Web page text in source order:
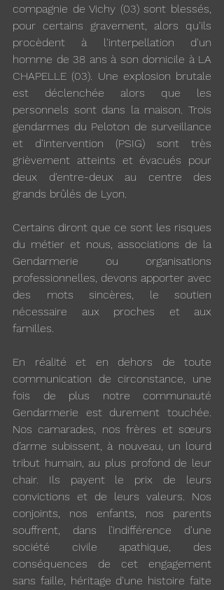
compagnie de Vichy (03) sont blessés,
pour certains gravement, alors qu'ils
procèdent à l'interpellation d'un
homme de 38 ans à son domicile à LA
CHAPELLE (03). Une explosion brutale
est déclenchée alors que les
personnels sont dans la maison. Trois
gendarmes du Peloton de surveillance
et d'intervention (PSIG) sont très
grièvement atteints et évacués pour
deux d'entre-deux au centre des
grands brûlés de Lyon.
Certains diront que ce sont les risques
du métier et nous, associations de la
Gendarmerie ou organisations
professionnelles, devons apporter avec
des mots sincères, le soutien
nécessaire aux proches et aux
familles.
En réalité et en dehors de toute
communication de circonstance, une
fois de plus notre communauté
Gendarmerie est durement touchée.
Nos camarades, nos frères et sœurs
d’arme subissent, à nouveau, un lourd
tribut humain, au plus profond de leur
chair. Ils payent le prix de leurs
convictions et de leurs valeurs. Nos
conjoints, nos enfants, nos parents
souffrent, dans l’indifférence d'une
société civile apathique, des
conséquences de cet engagement
sans faille, héritage d'une histoire faite